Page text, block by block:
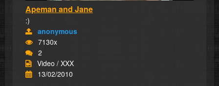
Apeman and Jane
:)
anonymous
7130x
2
Video / XXX
13/02/2010